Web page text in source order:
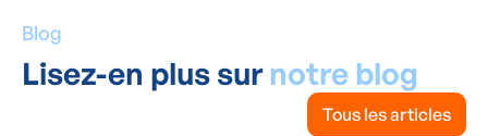
Blog
Lisez-en plus surnotre blog
Tous les articles